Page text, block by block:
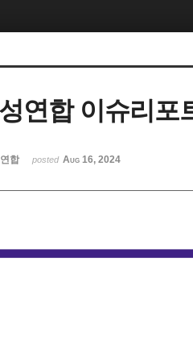
연합 이슈리포
합 posted Aug 16, 2024